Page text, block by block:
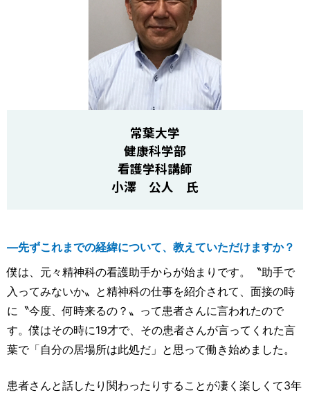
常葉大学
健康科学部
看護学科講師
小澤 公人 氏
―先ずこれまでの経緯について、教えていただけますか？
僕は、元々精神科の看護助手からが始まりです。〝助手で
入ってみないか〟と精神科の仕事を紹介されて、面接の時
に〝今度、何時来るの？〟って患者さんに言われたので
す。僕はその時に19才で、その患者さんが言ってくれた言
葉で「自分の居場所は此処だ」と思って働き始めました。
患者さんと話したり関わったりすることが凄く楽しくて3年